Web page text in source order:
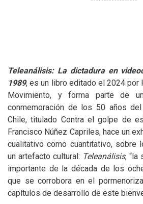
Teleanálisis: La dictadura en
1989, es un libro editado el 2024 por
Movimiento, y forma parte de
conmemoración de los 50 años
Chile, titulado Contra el golpe de
Francisco Núñez Capriles, hace un
cualitativo como cuantitativo, sobre
un artefacto cultural: Teleanálisis, “la
importante de la década de los
que se corrobora en el
capítulos de desarrollo de este